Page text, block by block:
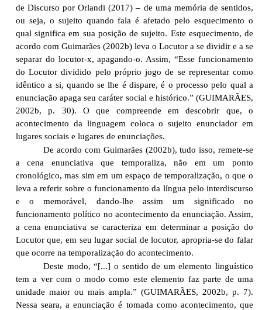
de Discurso por Orlandi (2017) – de uma memória de sentidos,
ou seja, o sujeito quando fala é afetado pelo esquecimento o
qual significa em sua posição de sujeito. Este esquecimento, de
acordo com Guimarães (2002b) leva o Locutor a se dividir e a se
separar do locutor-x, apagando-o. Assim, “Esse funcionamento
do Locutor dividido pelo próprio jogo de se representar como
idêntico a si, quando se lhe é dispare, é o processo pelo qual a
enunciação apaga seu caráter social e histórico.” (GUIMARÃES,
2002b, p. 30). O que compreende em descobrir que, o
acontecimento da linguagem coloca o sujeito enunciador em
lugares sociais e lugares de enunciações.
De acordo com Guimarães (2002b), tudo isso, remete-se
a cena enunciativa que temporaliza, não em um ponto
cronológico, mas sim em um espaço de temporalização, o que o
leva a referir sobre o funcionamento da língua pelo interdiscurso
e o memorável, dando-lhe assim um significado no
funcionamento político no acontecimento da enunciação. Assim,
a cena enunciativa se caracteriza em determinar a posição do
Locutor que, em seu lugar social de locutor, apropria-se do falar
que ocorre na temporalização do acontecimento.
Deste modo, “[...] o sentido de um elemento linguístico
tem a ver com o modo como este elemento faz parte de uma
unidade maior ou mais ampla.” (GUIMARÃES, 2002b, p. 7).
Nessa seara, a enunciação é tomada como acontecimento, que